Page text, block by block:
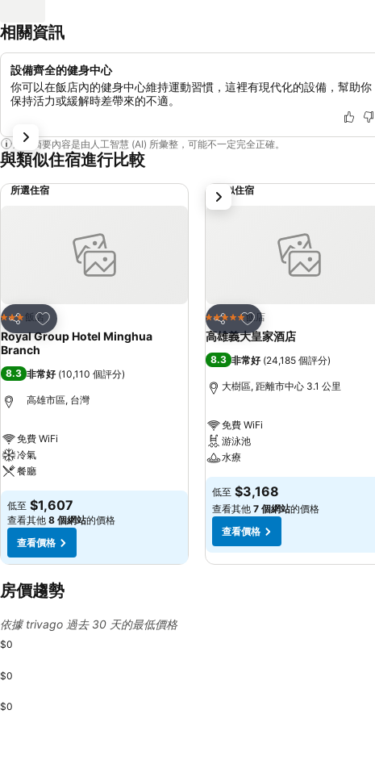
相關資訊
設備齊全的健身中心
你可以在飯店內的健身中心維持運動習慣，這裡有現代化的設備，幫助你
保持活力或緩解時差帶來的不適。
這個摘要內容是由人工智慧 (AI) 所彙整，可能不一定完全正確。
與類似住宿進行比較
所選住宿
分享
加入我的最愛
3 星級飯店
Royal Group Hotel Minghua
Branch
8.3 非常好 (10,110 個評分)
高雄市區, 台灣
免費 WiFi
冷氣
餐廳
低至 $1,607
查看其他 8 個網站的價格
查看價格
類似住宿
分享
加入我的最愛
5 星級 飯店
高雄義大皇家酒店
8.3 非常好 (24,185 個評分)
大樹區, 距離市中心 3.1 公里
免費 WiFi
游泳池
水療
低至 $3,168
查看其他 7 個網站的價格
查看價格
下一步
房價趨勢
依據 trivago 過去 30 天的最低價格
$0
$0
$0